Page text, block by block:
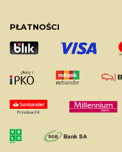
PŁATNOŚCI